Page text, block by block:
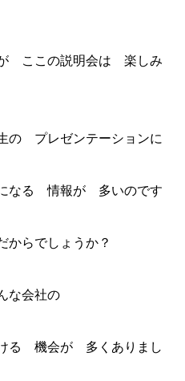
ここの説明会は 楽しみ
プレゼンテーションに
なる 情報が 多いのです
らでしょうか？
な会社の
る 機会が 多くありまし